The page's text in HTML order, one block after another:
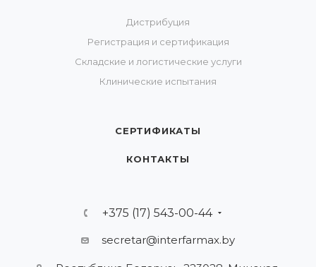
Дистрибуция
Регистрация и сертификация
Складские и логистические услуги
Клинические испытания
СЕРТИФИКАТЫ
КОНТАКТЫ
+375 (17) 543-00-44
secretar@interfarmax.by